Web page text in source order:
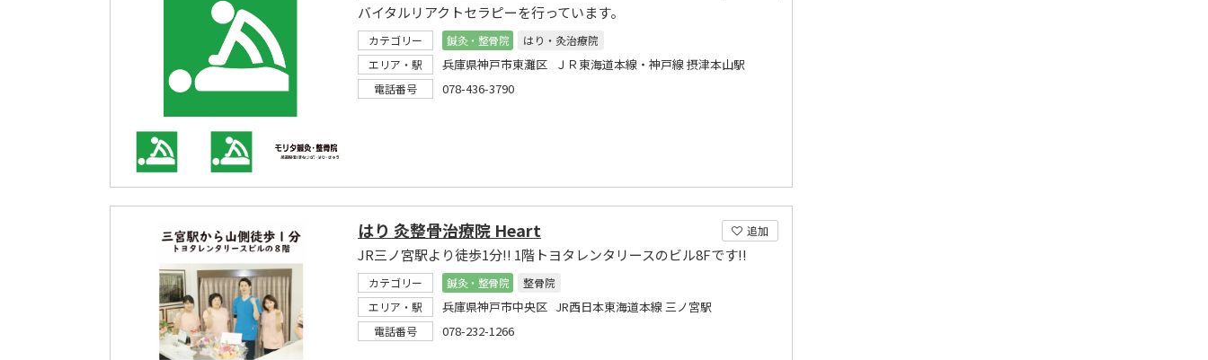
バイタルリアクトセラピーを行っています。
カテゴリー 鍼灸・整骨院
はり・灸治療院
エリア・駅
兵庫県神戸市東灘区 ＪＲ東海道本線・神戸線 摂津本山駅
電話番号 078-436-3790
追加
はり 灸整骨治療院 Heart
JR三ノ宮駅より徒歩1分!! 1階トヨタレンタリースのビル8Fです!!
カテゴリー 鍼灸・整骨院
整骨院
エリア・駅
兵庫県神戸市中央区 JR西日本東海道本線 三ノ宮駅
電話番号 078-232-1266